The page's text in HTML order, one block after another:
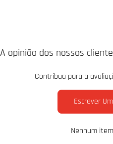
A opinião dos nossos
Contribua para a
Escrever
Nenhum